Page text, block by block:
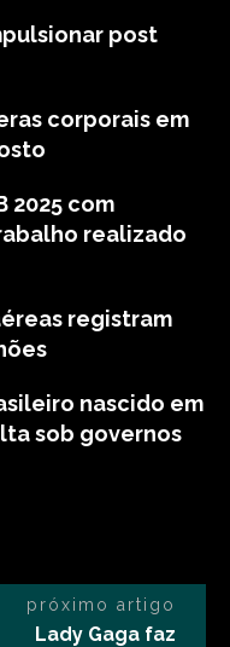
post
corporais em
2025 com
realizado
registram
nascido em
sob governos
próximo artigo
Lady Gaga faz